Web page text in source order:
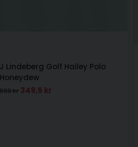
J Lindeberg Golf Hailey Polo
Honeydew
699 kr 349,5 kr